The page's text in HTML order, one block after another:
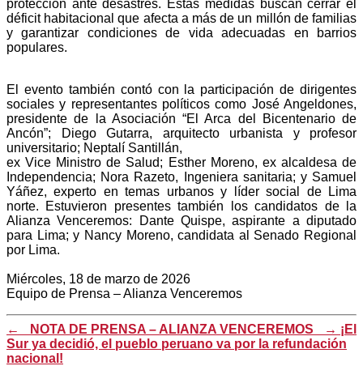
protección ante desastres. Estas medidas buscan cerrar el
déficit habitacional que afecta a más de un millón de familias
y garantizar condiciones de vida adecuadas en barrios
populares.
El evento también contó con la participación de dirigentes
sociales y representantes políticos como José Angeldones,
presidente de la Asociación “El Arca del Bicentenario de
Ancón”; Diego Gutarra, arquitecto urbanista y profesor
universitario; Neptalí Santillán,
ex Vice Ministro de Salud; Esther Moreno, ex alcaldesa de
Independencia; Nora Razeto, Ingeniera sanitaria; y Samuel
Yáñez, experto en temas urbanos y líder social de Lima
norte. Estuvieron presentes también los candidatos de la
Alianza Venceremos: Dante Quispe, aspirante a diputado
para Lima; y Nancy Moreno, candidata al Senado Regional
por Lima.
Miércoles, 18 de marzo de 2026
Equipo de Prensa – Alianza Venceremos
← _NOTA DE PRENSA – ALIANZA VENCEREMOS_ → ¡El
Sur ya decidió, el pueblo peruano va por la refundación
nacional!